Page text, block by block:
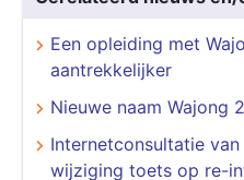
Een opleiding met
aantrekkelijker
Nieuwe naam Wajong
Internetconsultatie
wijziging toets op re-